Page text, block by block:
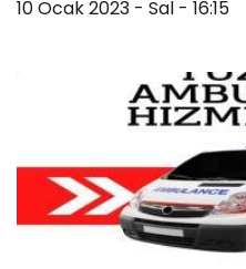
10 Ocak 2023 - Sal - 16:15